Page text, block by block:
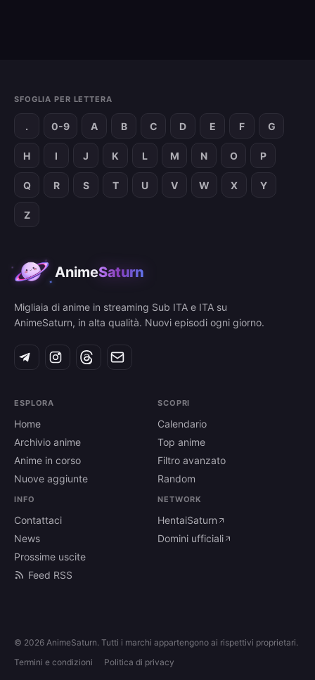
SFOGLIA PER LETTERA
. 0-9 A B C D E F G
H I J K L M N O P
Q R S T U V W X Y
Z
AnimeSaturn
Migliaia di anime in streaming Sub ITA e ITA su
AnimeSaturn, in alta qualità. Nuovi episodi ogni giorno.
ESPLORA
Home
Archivio anime
Anime in corso
Nuove aggiunte
SCOPRI
Calendario
Top anime
Filtro avanzato
Random
INFO
Contattaci
News
Prossime uscite
Feed RSS
NETWORK
HentaiSaturn
Domini ufficiali
© 2026 AnimeSaturn. Tutti i marchi appartengono ai rispettivi proprietari.
Termini e condizioni
Politica di privacy